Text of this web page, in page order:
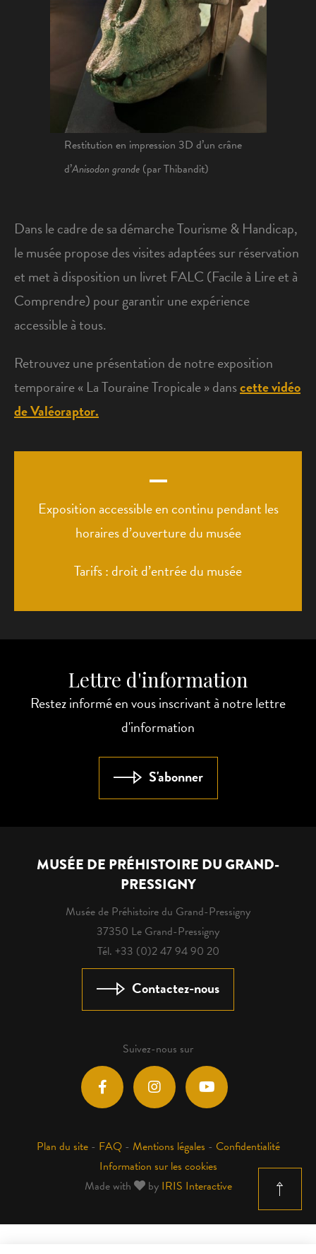
Restitution en impression 3D d’un crâne
d’Anisodon grande(par Thibandit)
Dans le cadre de sa démarche Tourisme & Handicap,
le musée propose des visites adaptées sur réservation
et met à disposition un livret FALC (Facile à Lire et à
Comprendre) pour garantir une expérience
accessible à tous.
Retrouvez une présentation de notre exposition
temporaire « La Touraine Tropicale » danscette vidéo
de Valéoraptor.
Exposition accessible en continu pendant les
horaires d’ouverture du musée
Tarifs : droit d’entrée du musée
Lettre d'information
Restez informé en vous inscrivant à notre lettre
d'information
S'abonner
MUSÉE DE PRÉHISTOIRE DU GRAND-
PRESSIGNY
Musée de Préhistoire du Grand-Pressigny
37350 Le Grand-Pressigny
Tél. +33 (0)2 47 94 90 20
Contactez-nous
Suivez-nous sur
Plan du site- FAQ- Mentions légales - Confidentialité
Information sur les cookies
Made with
by IRIS Interactive